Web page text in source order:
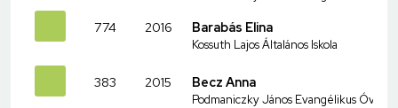
774 2016 Barabás Elina
Kossuth Lajos Általános Iskola
383 2015 Becz Anna
Podmaniczky János Evangélikus Óvoda